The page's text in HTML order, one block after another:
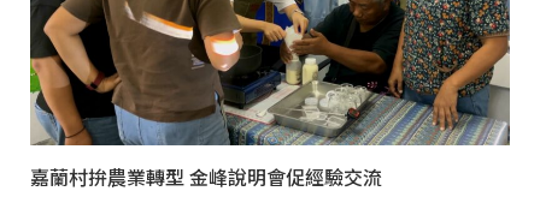
嘉蘭村拚農業轉型 金峰說明會促經驗交流